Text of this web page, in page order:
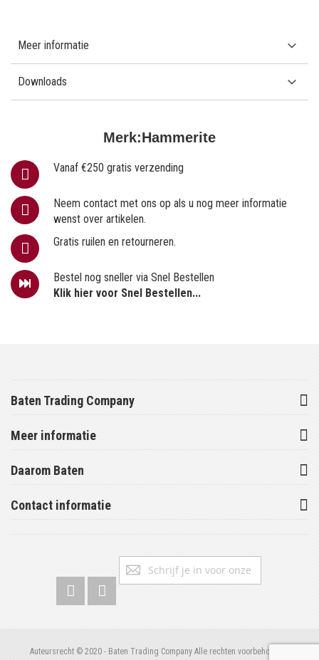
Merk:Hammerite
Vanaf €250 gratis verzending
Neem contact met ons op als u nog meer informatie
wenst over artikelen.
Gratis ruilen en retourneren.
Bestel nog sneller via Snel Bestellen
Klik hier voor Snel Bestellen...
Meer informatie
Downloads
Baten Trading Company
Meer informatie
Daarom Baten
Contact informatie
Abonneer
Auteursrecht © 2020 - Baten Trading Company Alle rechten voorbehouden.